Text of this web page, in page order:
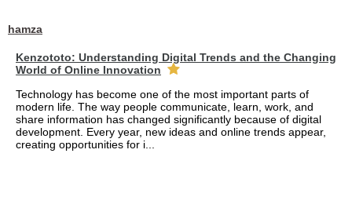
hamza
Kenzototo: Understanding Digital Trends and the Changing
World of Online Innovation
Technology has become one of the most important parts of
modern life. The way people communicate, learn, work, and
share information has changed significantly because of digital
development. Every year, new ideas and online trends appear,
creating opportunities for i...